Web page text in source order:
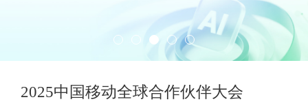
2025中国移动全球合作伙伴大会